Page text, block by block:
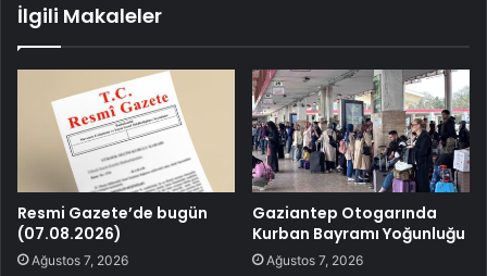
İlgili Makaleler
Resmi Gazete’de bugün
(07.08.2026)
Ağustos 7, 2026
Gaziantep Otogarında
Kurban Bayramı Yoğunluğu
Ağustos 7, 2026